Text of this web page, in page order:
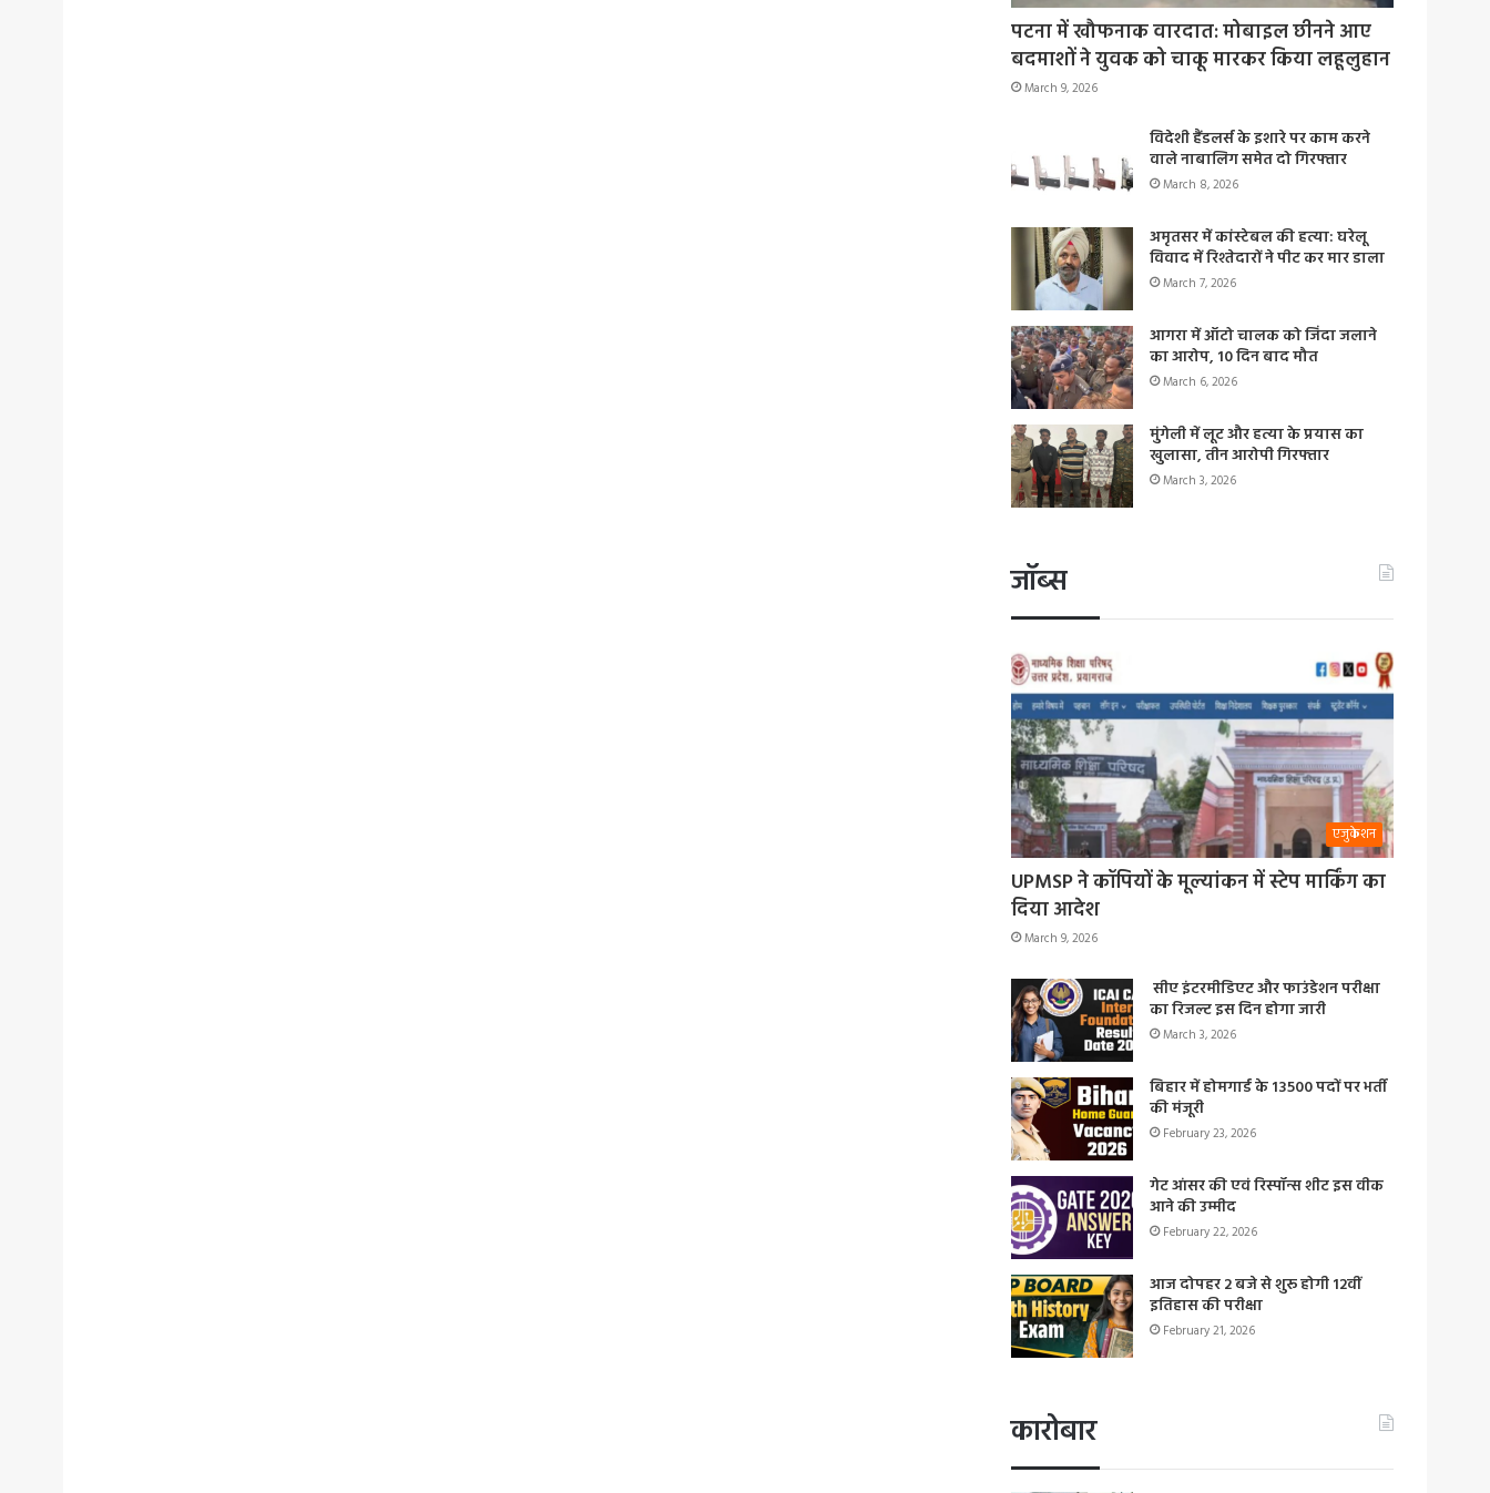
पटना में खौफनाक वारदात: मोबाइल छीनने आए
बदमाशों ने युवक को चाकू मारकर किया लहूलुहान
March 9, 2026
विदेशी हैंडलर्स के इशारे पर काम करने
वाले नाबालिग समेत दो गिरफ्तार
March 8, 2026
अमृतसर में कांस्टेबल की हत्या: घरेलू
विवाद में रिश्तेदारों ने पीट कर मार डाला
March 7, 2026
आगरा में ऑटो चालक को जिंदा जलाने
का आरोप, 10 दिन बाद मौत
March 6, 2026
मुंगेली में लूट और हत्या के प्रयास का
खुलासा, तीन आरोपी गिरफ्तार
March 3, 2026
जॉब्स
एजुकेशन
UPMSP ने कॉपियों के मूल्यांकन में स्टेप मार्किंग का
दिया आदेश
March 9, 2026
सीए इंटरमीडिएट और फाउंडेशन परीक्षा
का रिजल्ट इस दिन होगा जारी
March 3, 2026
बिहार में होमगार्ड के 13500 पदों पर भर्ती
की मंजूरी
February 23, 2026
गेट आंसर की एवं रिस्पॉन्स शीट इस वीक
आने की उम्मीद
February 22, 2026
आज दोपहर 2 बजे से शुरू होगी 12वीं
इतिहास की परीक्षा
February 21, 2026
कारोबार